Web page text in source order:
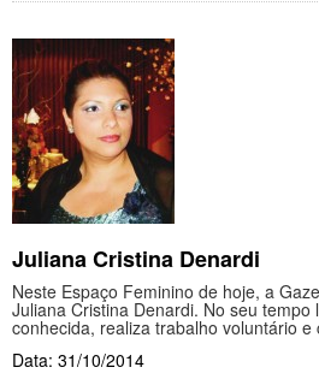
Juliana Cristina Denardi
Neste Espaço Feminino de hoje, a
Juliana Cristina Denardi. No seu tempo
conhecida, realiza trabalho voluntário
Data: 31/10/2014